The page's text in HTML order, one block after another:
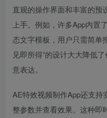
直观的操作界面和丰富的预
上手。例如，许多App内置
态文字模板，用户只需简单
见即所得”的设计大大降低
意表达。
AE特效视频制作App还支
整参数并查看效果。这种即